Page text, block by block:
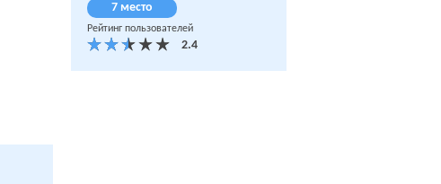
7 место
Рейтинг пользователей